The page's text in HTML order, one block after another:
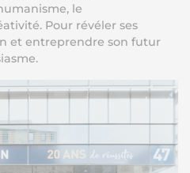
le
Pour révéler ses
et entreprendre son futur